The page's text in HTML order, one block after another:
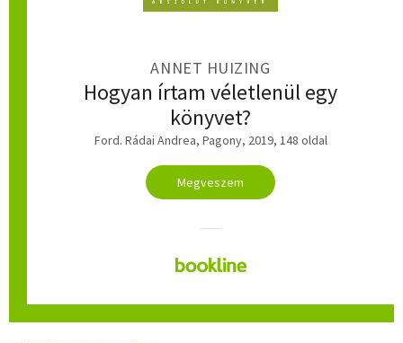
ANNET HUIZING
Hogyan írtam véletlenül egy
könyvet?
Ford. Rádai Andrea, Pagony, 2019, 148 oldal
Megveszem